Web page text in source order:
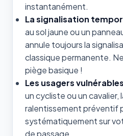
instantanément.
La signalisation
au sol jaune ou un
annule toujours la
classique permanente.
piège basique !
Les usagers
un cycliste ou un cavalier,
ralentissement préventif
systématiquement sur
de passage.